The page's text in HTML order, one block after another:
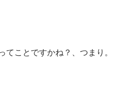
ことですかね？、つまり。